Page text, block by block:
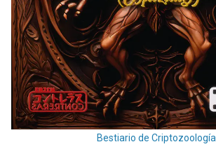
Bestiario de Criptozoología.